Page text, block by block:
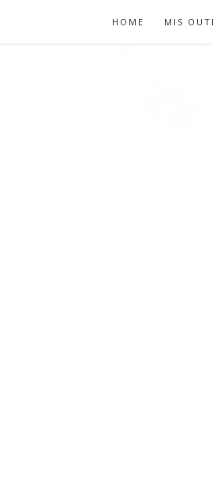
HOME MIS